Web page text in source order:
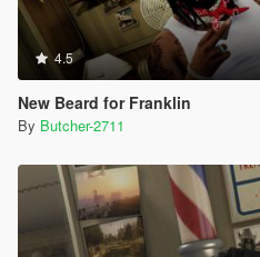
4.5
New Beard for Franklin
By Butcher-2711